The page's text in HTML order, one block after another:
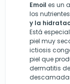
Emoil es un
los
y la
Está
piel muy
ictiosis
piel que
dermatitis